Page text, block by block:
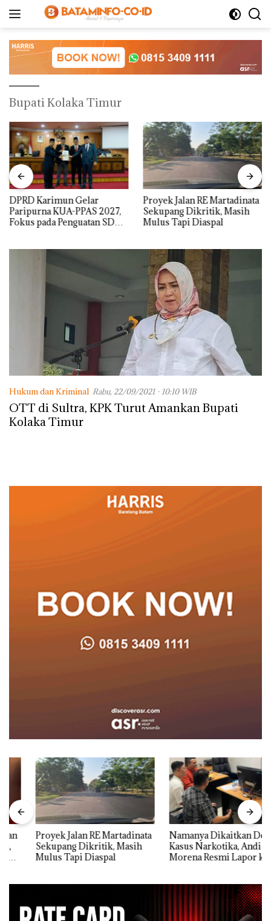
Bupati Kolaka Timur
DPRD Karimun Gelar
Paripurna KUA-PPAS 2027,
Fokus pada Penguatan SDM,
Proyek Jalan RE Martadinata
Sekupang Dikritik, Masih
Mulus Tapi Diaspal
Hukum dan Kriminal Rabu, 22/09/2021 - 10:10 WIB
OTT di Sultra, KPK Turut Amankan Bupati
Kolaka Timur
Proyek Jalan RE Martadinata
Sekupang Dikritik, Masih
Mulus Tapi Diaspal
Namanya Dikaitkan Dengan
Kasus Narkotika, Andi
Morena Resmi Lapor ke